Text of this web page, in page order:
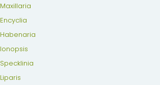
Maxillaria
Encyclia
Habenaria
Ionopsis
Specklinia
Liparis